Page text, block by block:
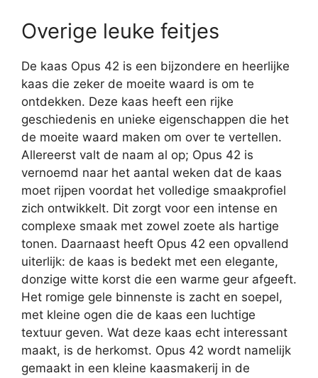
Overige leuke feitjes
De kaas Opus 42 is een bijzondere en heerlijke
kaas die zeker de moeite waard is om te
ontdekken. Deze kaas heeft een rijke
geschiedenis en unieke eigenschappen die het
de moeite waard maken om over te vertellen.
Allereerst valt de naam al op; Opus 42 is
vernoemd naar het aantal weken dat de kaas
moet rijpen voordat het volledige smaakprofiel
zich ontwikkelt. Dit zorgt voor een intense en
complexe smaak met zowel zoete als hartige
tonen. Daarnaast heeft Opus 42 een opvallend
uiterlijk: de kaas is bedekt met een elegante,
donzige witte korst die een warme geur afgeeft.
Het romige gele binnenste is zacht en soepel,
met kleine ogen die de kaas een luchtige
textuur geven. Wat deze kaas echt interessant
maakt, is de herkomst. Opus 42 wordt namelijk
gemaakt in een kleine kaasmakerij in de